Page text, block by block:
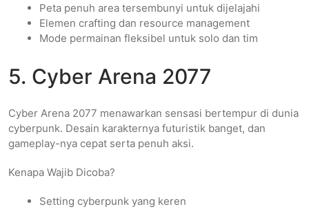
Peta penuh area tersembunyi untuk dijelajahi
Elemen crafting dan resource management
Mode permainan fleksibel untuk solo dan tim
5. Cyber Arena 2077
Cyber Arena 2077 menawarkan sensasi bertempur di dunia
cyberpunk. Desain karakternya futuristik banget, dan
gameplay-nya cepat serta penuh aksi.
Kenapa Wajib Dicoba?
Setting cyberpunk yang keren